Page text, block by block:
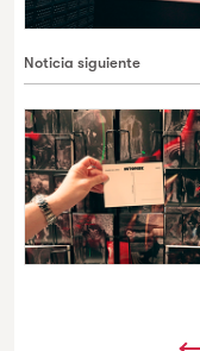
Noticia siguiente